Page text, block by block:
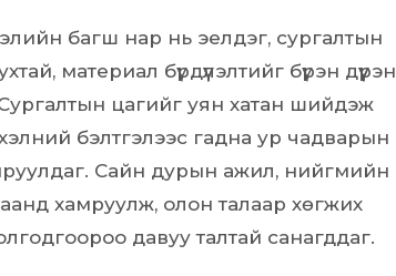
багш нар нь эелдэг, сургалтын
материал бүрдүүлэлтийг бүрэн дүүрэн
цагийг уян хатан шийдэж
бэлтгэлээс гадна ур чадварын
Сайн дурын ажил, нийгмийн
хамруулж, олон талаар хөгжих
давуу талтай санагддаг.